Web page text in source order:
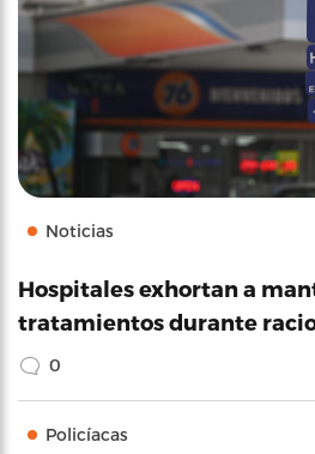
Noticias
Hospitales exhortan a
tratamientos durante
0
Policíacas